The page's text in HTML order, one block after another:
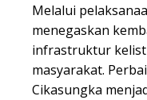
Melalui
menegaskan
infrastruktur
masyarakat.
Cikasungka